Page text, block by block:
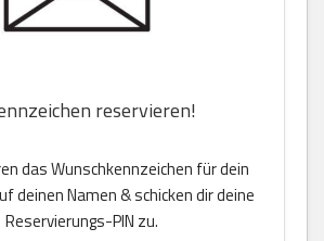
reservieren!
das Wunschkennzeichen für dein
deinen Namen & schicken dir deine
Reservierungs-PIN zu.